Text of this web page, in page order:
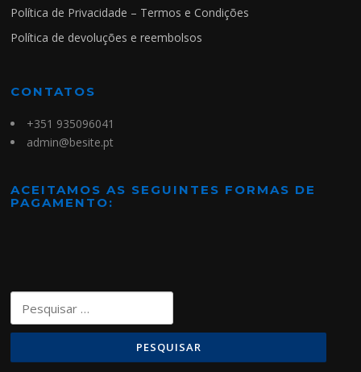
Política de Privacidade – Termos e Condições
Política de devoluções e reembolsos
CONTATOS
+351 935096041
admin@besite.pt
ACEITAMOS AS SEGUINTES FORMAS DE
PAGAMENTO:
por: